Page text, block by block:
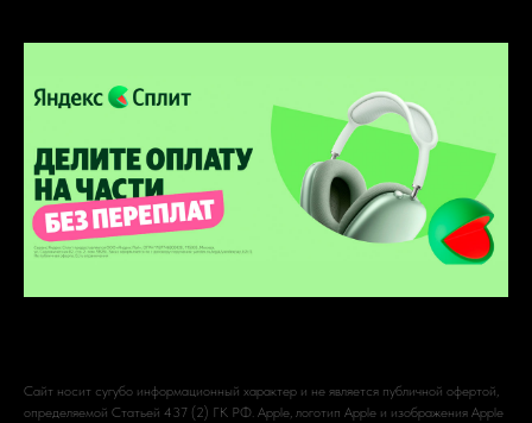
Сайт носит сугубо информационный характер и не является публичной офертой,
определяемой Статьей 437 (2) ГК РФ. Apple, логотип Apple и изображения Apple